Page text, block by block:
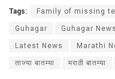
Tags: Family of missing
Guhagar Guhagar News
Latest News Marathi
ताज्या बातम्या मराठी बातम्या